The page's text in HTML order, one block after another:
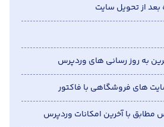
به روز رسانی های وردپرس
های فروشگاهی با فاکتور
با آخرین امکانات وردپرس